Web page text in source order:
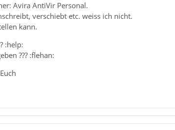
Avira AntiVir Personal.
verschiebt etc. weiss ich nicht.
kann.
:help:
??? :flehan: